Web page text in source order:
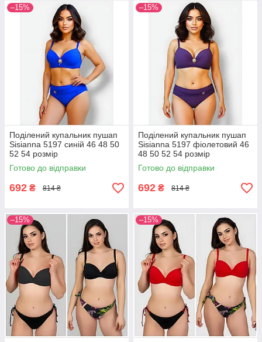
–15%
Поділений купальник пушап
Sisianna 5197 синій 46 48 50
52 54 розмір
Готово до відправки
692 ₴ 814 ₴
–15%
Поділений купальник пушап
Sisianna 5197 фіолетовий 46
48 50 52 54 розмір
Готово до відправки
692 ₴ 814 ₴
–15% –15%